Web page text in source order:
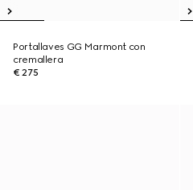
Portallaves GG Marmont con
cremallera
€ 275